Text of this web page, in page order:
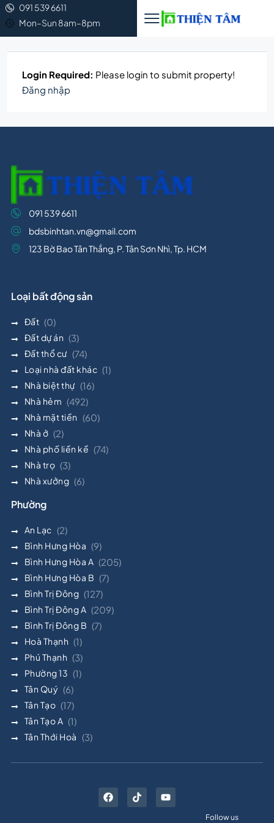
091 539 6611
Mon–Sun 8am–8pm
Login Required: Please login to submit property!
Đăng nhập
091 539 6611
bdsbinhtan.vn@gmail.com
123 Bờ Bao Tân Thắng, P. Tân Sơn Nhì, Tp. HCM
Loại bất động sản
Đất (0)
Đất dự án (3)
Đất thổ cư (74)
Loại nhà đất khác (1)
Nhà biệt thự (16)
Nhà hẻm (492)
Nhà mặt tiền (60)
Nhà ở (2)
Nhà phố liền kề (74)
Nhà trọ (3)
Nhà xưởng (6)
Phường
An Lạc (2)
Bình Hưng Hòa (9)
Bình Hưng Hòa A (205)
Bình Hưng Hòa B (7)
Bình Trị Đông (127)
Bình Trị Đông A (209)
Bình Trị Đông B (7)
Hoà Thạnh (1)
Phú Thạnh (3)
Phường 13 (1)
Tân Quý (6)
Tân Tạo (17)
Tân Tạo A (1)
Tân Thới Hoà (3)
Follow us